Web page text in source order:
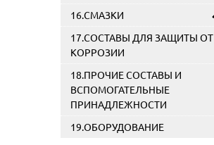
16.СМАЗКИ
17.СОСТАВЫ ДЛЯ ЗАЩИТЫ ОТ
КОРРОЗИИ
18.ПРОЧИЕ СОСТАВЫ И
ВСПОМОГАТЕЛЬНЫЕ
ПРИНАДЛЕЖНОСТИ
19.ОБОРУДОВАНИЕ